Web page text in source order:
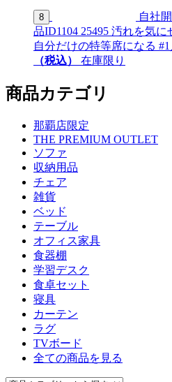
8 自社
品ID1104 25495 汚れを気に
自分だけの特等席になる
（税込）
在庫限り
商品カテゴリ
那覇店限定
THE PREMIUM OUTLET
ソファ
収納用品
チェア
雑貨
ベッド
テーブル
オフィス家具
食器棚
学習デスク
食卓セット
寝具
カーテン
ラグ
TVボード
全ての商品を見る